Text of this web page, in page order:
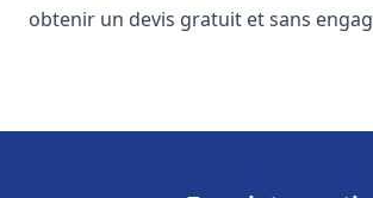
obtenir un devis gratuit et sans